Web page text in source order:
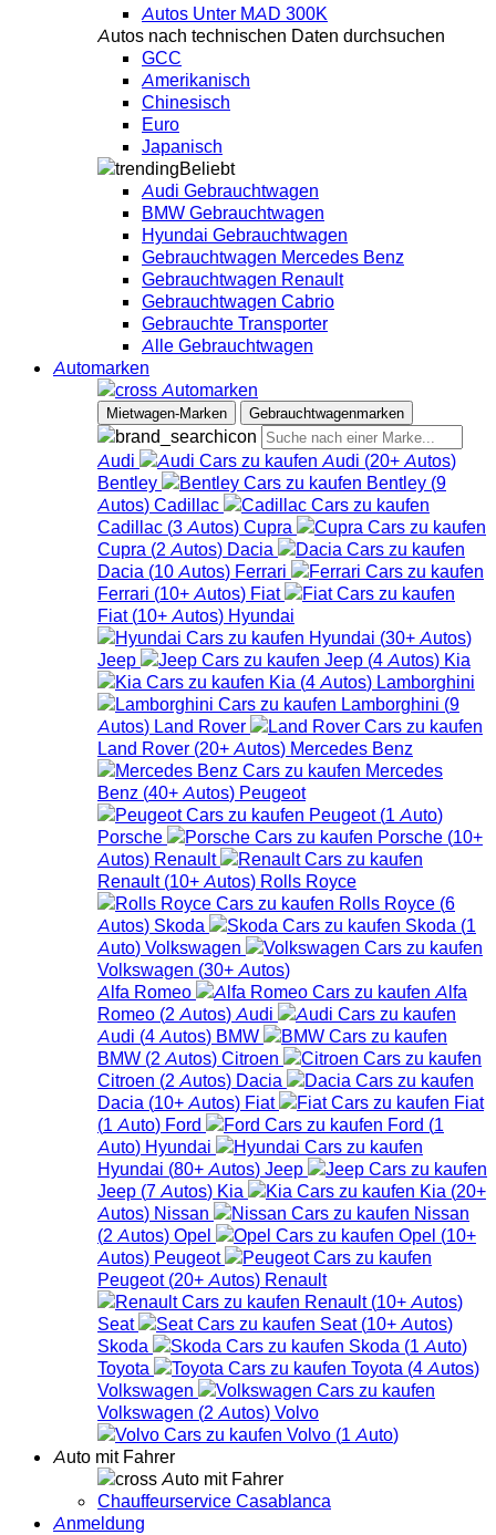
Autos Unter MAD 300K
Autos nach technischen Daten durchsuchen
GCC
Amerikanisch
Chinesisch
Euro
Japanisch
Beliebt
Audi Gebrauchtwagen
BMW Gebrauchtwagen
Hyundai Gebrauchtwagen
Gebrauchtwagen Mercedes Benz
Gebrauchtwagen Renault
Gebrauchtwagen Cabrio
Gebrauchte Transporter
Alle Gebrauchtwagen
Automarken
Automarken
Mietwagen-Marken Gebrauchtwagenmarken
Audi Audi (20+ Autos)
Bentley
Bentley (9
Autos) Cadillac
Cadillac (3 Autos) Cupra
Cupra (2 Autos) Dacia
Dacia (10 Autos) Ferrari
Ferrari (10+ Autos) Fiat
Fiat (10+ Autos) Hyundai
Hyundai (30+ Autos)
Jeep
Jeep (4 Autos) Kia
Kia (4 Autos) Lamborghini
Lamborghini (9
Autos) Land Rover
Land Rover (20+ Autos) Mercedes Benz
Mercedes
Benz (40+ Autos) Peugeot
Peugeot (1 Auto)
Porsche
Porsche (10+
Autos) Renault
Renault (10+ Autos) Rolls Royce
Rolls Royce (6
Autos) Skoda Skoda (1
Auto) Volkswagen
Volkswagen (30+ Autos)
Alfa Romeo
Alfa
Romeo (2 Autos) Audi
Audi (4 Autos) BMW
BMW (2 Autos) Citroen
Citroen (2 Autos) Dacia
Dacia (10+ Autos) Fiat
Fiat
(1 Auto) Ford Ford (1
Auto) Hyundai
Hyundai (80+ Autos) Jeep
Jeep (7 Autos) Kia Kia (20+
Autos) Nissan
Nissan
(2 Autos) Opel Opel (10+
Autos) Peugeot
Peugeot (20+ Autos) Renault
Renault (10+ Autos)
Seat
Seat (10+ Autos)
Skoda
Skoda (1 Auto)
Toyota
Toyota (4 Autos)
Volkswagen
Volkswagen (2 Autos) Volvo
Volvo (1 Auto)
Auto mit Fahrer
Auto mit Fahrer
Chauffeurservice Casablanca
Anmeldung